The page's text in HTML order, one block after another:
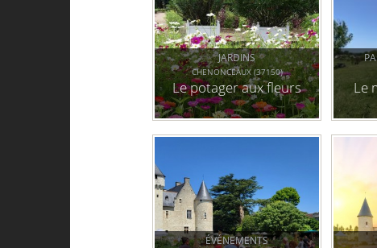
JARDINS
CHENONCEAUX (37150)
Le potager aux fleurs Le
ÉVÉNEMENTS